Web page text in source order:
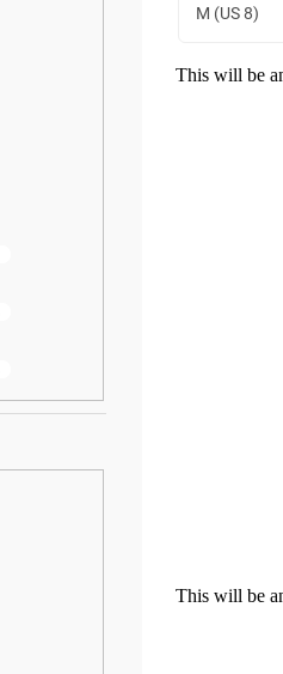
M (US 8)